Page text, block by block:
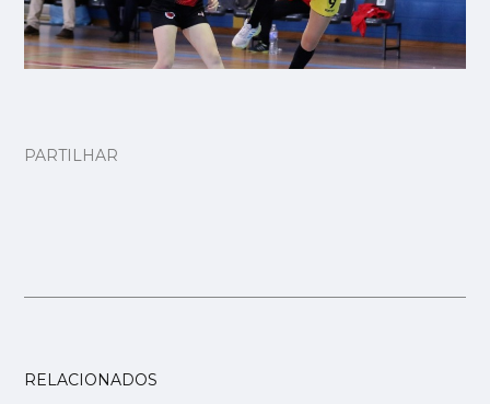
PARTILHAR
RELACIONADOS